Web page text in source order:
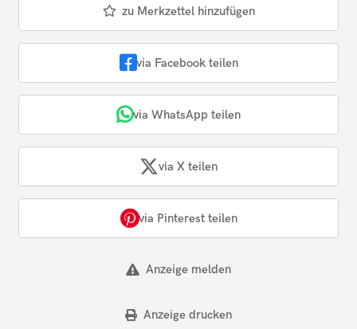
zu Merkzettel hinzufügen
via Facebook teilen
via WhatsApp teilen
via X teilen
via Pinterest teilen
Anzeige melden
Anzeige drucken